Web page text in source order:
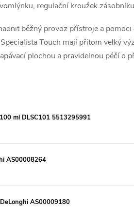
regulační kroužek
běžný provoz přístroje a
Touch mají přitom velký
plochou a pravidelnou péčí o
ml DLSC101 5513295991
AS00008264
AS00009180